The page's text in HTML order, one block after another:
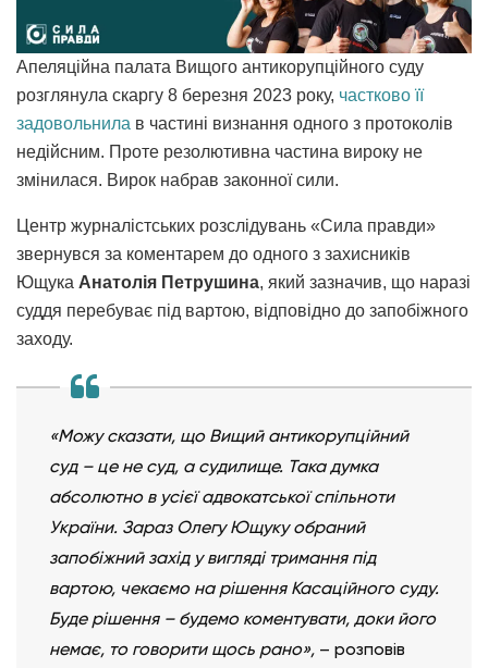
Апеляційна палата Вищого антикорупційного суду
розглянула скаргу 8 березня 2023 року, частково її
задовольнила в частині визнання одного з протоколів
недійсним. Проте резолютивна частина вироку не
змінилася. Вирок набрав законної сили.
Центр журналістських розслідувань «Сила правди»
звернувся за коментарем до одного з захисників
Ющука Анатолія Петрушина, який зазначив, що наразі
суддя перебуває під вартою, відповідно до запобіжного
заходу.
«Можу сказати, що Вищий антикорупційний
суд – це не суд, а судилище. Така думка
абсолютно в усієї адвокатської спільноти
України. Зараз Олегу Ющуку обраний
запобіжний захід у вигляді тримання під
вартою, чекаємо на рішення Касаційного суду.
Буде рішення – будемо коментувати, доки його
немає, то говорити щось рано», – розповів